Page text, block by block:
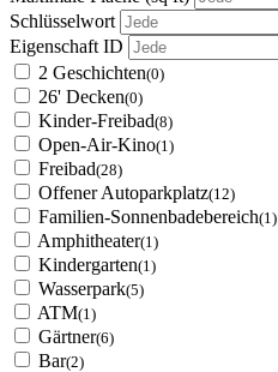
Schlüsselwort
Eigenschaft ID
2 Geschichten(0)
26' Decken(0)
Kinder-Freibad(8)
Open-Air-Kino(1)
Freibad(28)
Offener Autoparkplatz(12)
Familien-Sonnenbadebereich(1)
Amphitheater(1)
Kindergarten(1)
Wasserpark(5)
ATM(1)
Gärtner(6)
Bar(2)